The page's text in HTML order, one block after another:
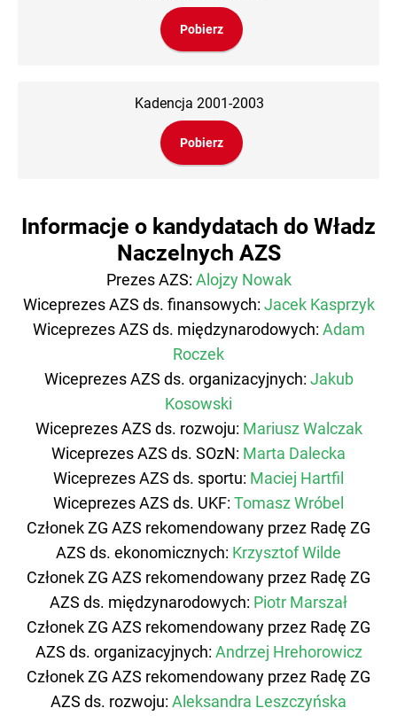
Pobierz
Kadencja 2001-2003
Pobierz
Informacje o kandydatach do Władz
Naczelnych AZS
Prezes AZS: Alojzy Nowak
Wiceprezes AZS ds. finansowych: Jacek Kasprzyk
Wiceprezes AZS ds. międzynarodowych: Adam
Roczek
Wiceprezes AZS ds. organizacyjnych: Jakub
Kosowski
Wiceprezes AZS ds. rozwoju: Mariusz Walczak
Wiceprezes AZS ds. SOzN: Marta Dalecka
Wiceprezes AZS ds. sportu: Maciej Hartfil
Wiceprezes AZS ds. UKF: Tomasz Wróbel
Członek ZG AZS rekomendowany przez Radę ZG
AZS ds. ekonomicznych: Krzysztof Wilde
Członek ZG AZS rekomendowany przez Radę ZG
AZS ds. międzynarodowych: Piotr Marszał
Członek ZG AZS rekomendowany przez Radę ZG
AZS ds. organizacyjnych: Andrzej Hrehorowicz
Członek ZG AZS rekomendowany przez Radę ZG
AZS ds. rozwoju: Aleksandra Leszczyńska